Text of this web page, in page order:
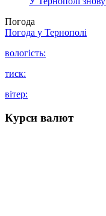
Погода
Погода у Тернополі
вологість:
тиск:
вітер:
Курси валют